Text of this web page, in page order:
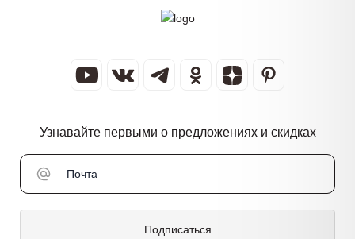
Узнавайте первыми о предложениях и скидках
Подписаться